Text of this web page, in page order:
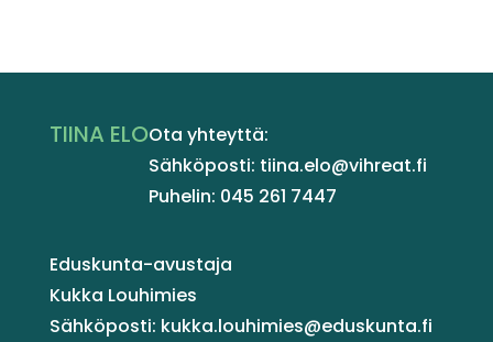
TIINA ELOOta yhteyttä:
Sähköposti: tiina.elo@vihreat.fi
Puhelin: 045 261 7447
Eduskunta-avustaja
Kukka Louhimies
Sähköposti: kukka.louhimies@eduskunta.fi